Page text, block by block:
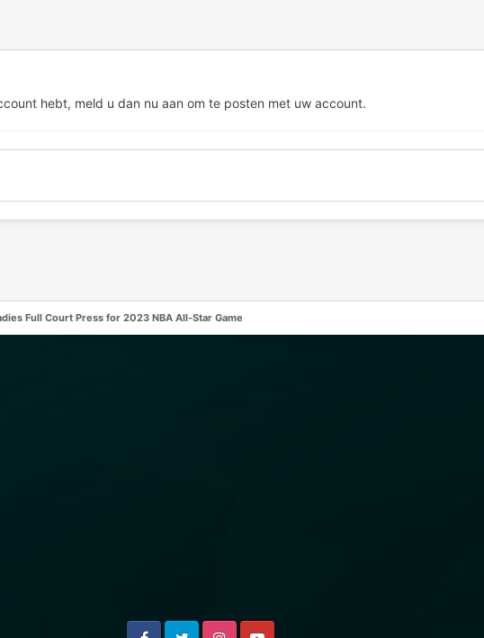
hebt, meld u dan nu aan om te posten met uw account.
Full Court Press for 2023 NBA All-Star Game